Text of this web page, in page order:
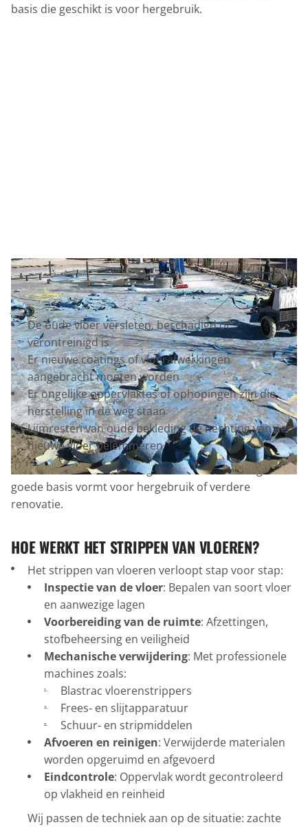
basis die geschikt is voor hergebruik.
WANNEER MOET JE EEN VLOER STRIPPEN?
Je laat een vloer strippen wanneer:
De oude vloer versleten, beschadigd of
verontreinigd is
Er nieuwe coatings of vloerafwerkingen
aangebracht moeten worden
Er ongelijke oppervlaktes of ophopingen zijn die
herstelling in de weg staan
Lijmresten van oude bekleding de hechting van een
nieuwe vloer belemmeren
Kortom: wanneer de huidige staat van de vloer geen
goede basis vormt voor hergebruik of verdere
renovatie.
HOE WERKT HET STRIPPEN VAN VLOEREN?
Het strippen van vloeren verloopt stap voor stap:
Inspectie van de vloer: Bepalen van soort vloer
en aanwezige lagen
Voorbereiding van de ruimte: Afzettingen,
stofbeheersing en veiligheid
Mechanische verwijdering: Met professionele
machines zoals:
Blastrac vloerenstrippers
Frees‑ en slijtapparatuur
Schuur‑ en stripmiddelen
Afvoeren en reinigen: Verwijderde materialen
worden opgeruimd en afgevoerd
Eindcontrole: Oppervlak wordt gecontroleerd
op vlakheid en reinheid
Wij passen de techniek aan op de situatie: zachte